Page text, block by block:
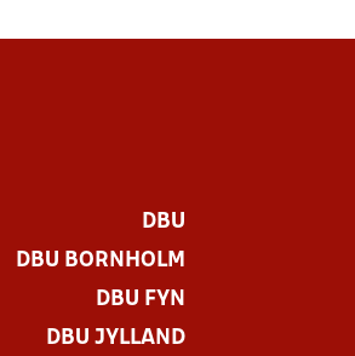
DBU
DBU BORNHOLM
DBU FYN
DBU JYLLAND